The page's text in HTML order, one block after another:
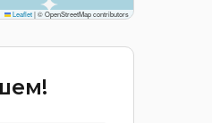
Leaflet|© OpenStreetMap contributors